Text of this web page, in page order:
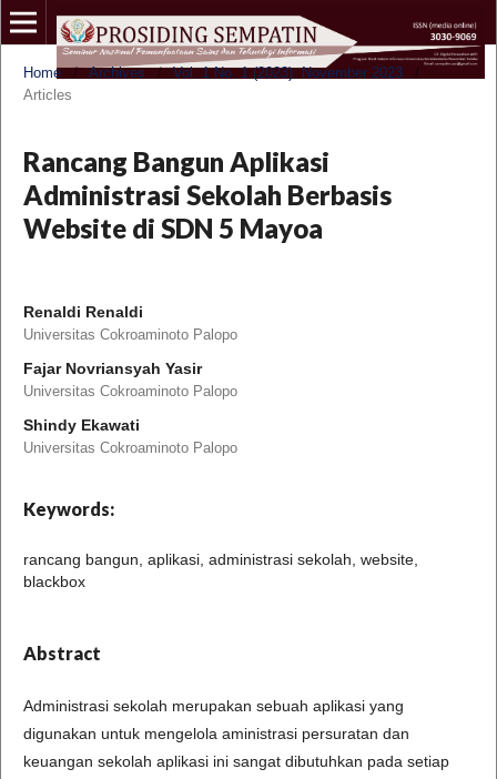
Home / Archives / Vol. 1 No. 1 (2023): November 2023
/
Articles
Rancang Bangun Aplikasi
Administrasi Sekolah Berbasis
Website di SDN 5 Mayoa
Renaldi Renaldi
Universitas Cokroaminoto Palopo
Fajar Novriansyah Yasir
Universitas Cokroaminoto Palopo
Shindy Ekawati
Universitas Cokroaminoto Palopo
Keywords:
rancang bangun, aplikasi, administrasi sekolah, website,
blackbox
Abstract
Administrasi sekolah merupakan sebuah aplikasi yang
digunakan untuk mengelola aministrasi persuratan dan
keuangan sekolah aplikasi ini sangat dibutuhkan pada setiap